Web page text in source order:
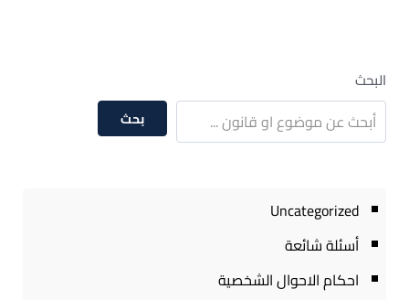
البحث
بحث
Uncategorized
أسئلة شائعة
احكام الاحوال الشخصية